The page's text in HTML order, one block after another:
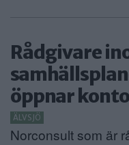
Rådgivare
öppnar
ÄLVSJÖ
Norconsult som är